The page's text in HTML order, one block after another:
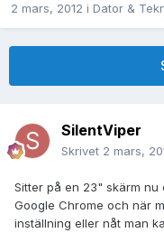
2 mars, 2012 i Dator &
SilentViper
Skrivet 2 mars,
Sitter på en 23" skärm nu
Google Chrome och när
inställning eller nåt man